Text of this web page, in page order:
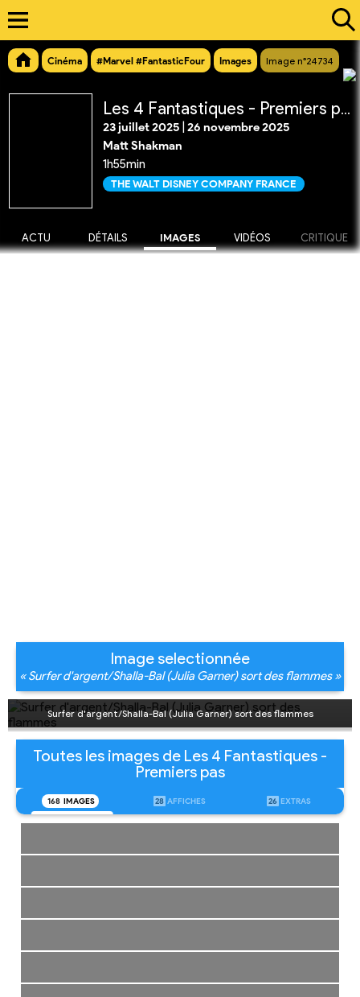
Cinéma #Marvel #FantasticFour Images Image n°24734
Les 4 Fantastiques - Premiers pas
23 juillet 2025 26 novembre 2025
Matt Shakman
1h55min
THE WALT DISNEY COMPANY FRANCE
ACTU DÉTAILS IMAGES VIDÉOS CRITIQUE
Image selectionnée
« Surfer d'argent/Shalla-Bal (Julia Garner) sort des flammes »
Surfer d'argent/Shalla-Bal (Julia Garner) sort des flammes
Toutes les images de Les 4 Fantastiques -
Premiers pas
168 IMAGES 28 AFFICHES 26 EXTRAS